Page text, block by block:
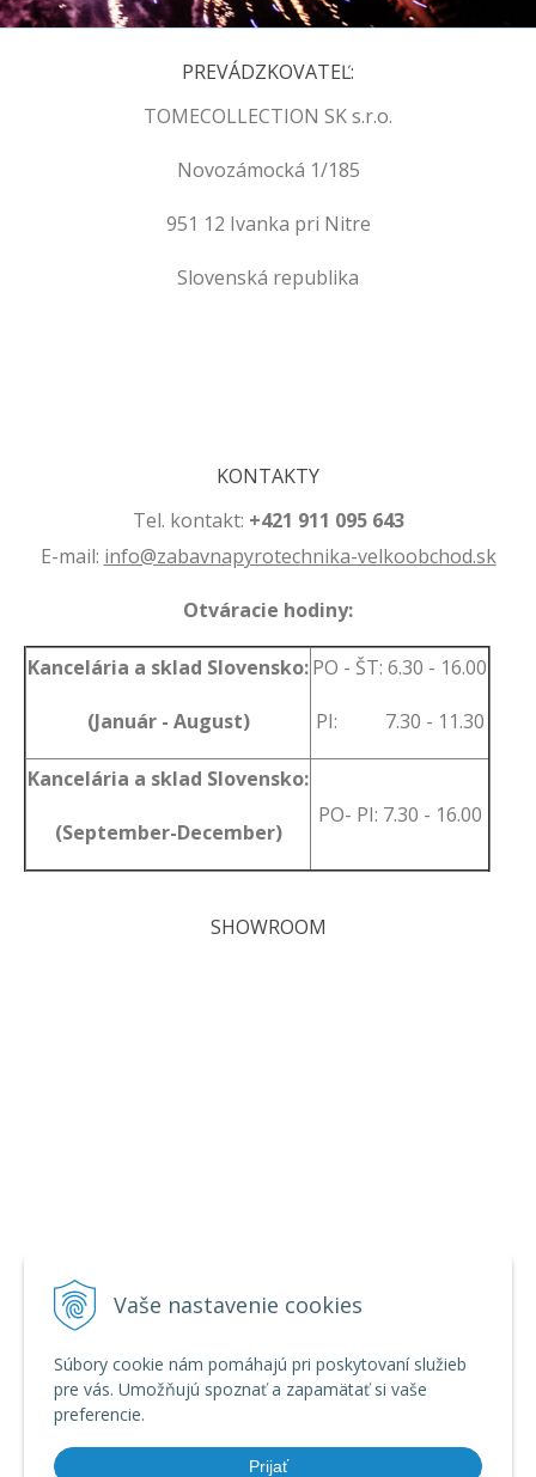
Vaše nastavenie cookies
Súbory cookie nám pomáhajú pri poskytovaní služieb
pre vás. Umožňujú spoznať a zapamätať si vaše
preferencie.
Prijať
PREVÁDZKOVATEĽ:
TOMECOLLECTION SK s.r.o.
Novozámocká 1/185
951 12 Ivanka pri Nitre
Slovenská republika
KONTAKTY
Tel. kontakt: +421 911 095 643
E-mail: info@zabavnapyrotechnika-velkoobchod.sk
Otváracie hodiny:
Kancelária a sklad Slovensko:
(Január - August)
PO - ŠT: 6.30 - 16.00
PI: 7.30 - 11.30
Kancelária a sklad Slovensko:
(September-December)
PO- PI: 7.30 - 16.00
SHOWROOM